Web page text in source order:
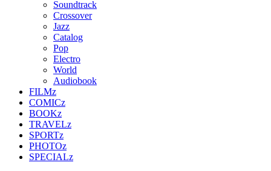
Soundtrack
Crossover
Jazz
Catalog
Pop
Electro
World
Audiobook
FILMz
COMICz
BOOKz
TRAVELz
SPORTz
PHOTOz
SPECIALz